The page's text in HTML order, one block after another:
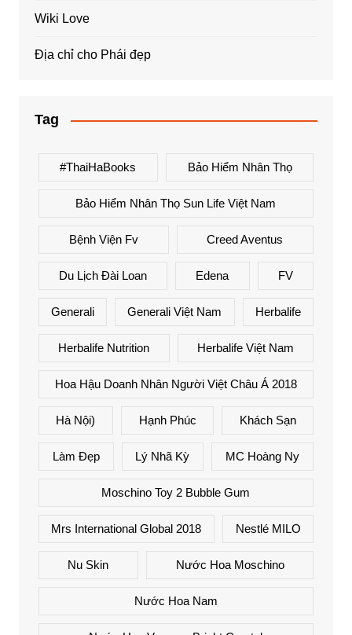
Wiki Love
Địa chỉ cho Phái đẹp
Tag
#ThaiHaBooks Bảo Hiểm Nhân Thọ
Bảo Hiểm Nhân Thọ Sun Life Việt Nam
Bệnh Viện Fv Creed Aventus
Du Lịch Đài Loan Edena FV
Generali Generali Việt Nam Herbalife
Herbalife Nutrition Herbalife Việt Nam
Hoa Hậu Doanh Nhân Người Việt Châu Á 2018
Hà Nội) Hạnh Phúc Khách Sạn
Làm Đẹp Lý Nhã Kỳ MC Hoàng Ny
Moschino Toy 2 Bubble Gum
Mrs International Global 2018 Nestlé MILO
Nu Skin Nước Hoa Moschino
Nước Hoa Nam